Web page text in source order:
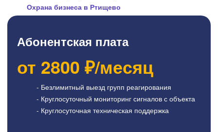
Охрана бизнеса в Ртищево
Абонентская плата
от 2800 ₽/месяц
- Безлимитный выезд групп реагирования
- Круглосуточный мониторинг сигналов с объекта
- Круглосуточная техническая поддержка